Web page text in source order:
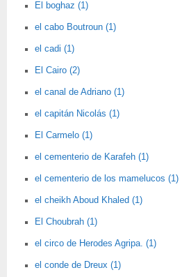
El boghaz (1)
el cabo Boutroun (1)
el cadi (1)
El Cairo (2)
el canal de Adriano (1)
el capitán Nicolás (1)
El Carmelo (1)
el cementerio de Karafeh (1)
el cementerio de los mamelucos (1)
el cheikh Aboud Khaled (1)
El Choubrah (1)
el circo de Herodes Agripa. (1)
el conde de Dreux (1)